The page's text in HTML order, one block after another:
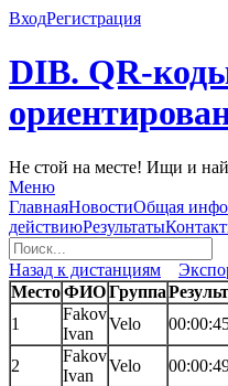
ВходРегистрация
DIB. QR-
Не стой на месте! Ищи и
Меню
ГлавнаяНовостиОбщая
действиюРезультаты
Назад к дистанциям
МестоФИОГруппа
1
Fakov
Ivan
Velo
2
Fakov
Ivan
Velo